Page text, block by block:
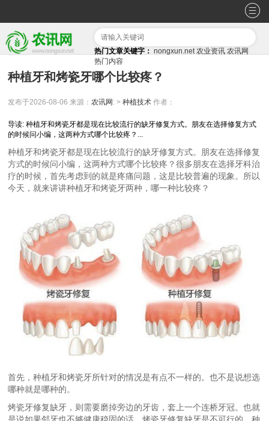
热门文章关键字： nongxun.net 农业资讯 农讯网
热门内容
种植牙和烤瓷牙哪个比较疼？
发布于2026-08-06 来源：农讯网 : >种植技术 作者：
导读: 种植牙和烤瓷牙都是现在比较流行的缺牙修复方式。朋友在选择修复方式
的时候问小编，这两种方式哪个比较疼？...
种植牙和烤瓷牙都是现在比较流行的缺牙修复方式。朋友在选择修复
方式的时候问小编，这两种方式哪个比较疼？很多朋友在选择牙科治
疗的时候，首先考虑到的就是疼痛问题，这是比较普遍的现象。所以
今天，就来讲讲种植牙和烤瓷牙两种，哪一种比较疼？
首先，种植牙和烤瓷牙所针对的情况是有点不一样的。也不是说想选
哪种就是哪种的。
烤瓷牙修复缺牙，则需要磨掉旁边的牙齿，套上一个连桥牙冠。也就
是说如果邻牙也不够健康稳固的话，烤瓷牙修复缺牙是不可行的。种